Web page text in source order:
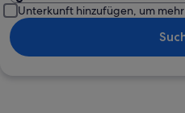
Unterkunft hinzufügen, um